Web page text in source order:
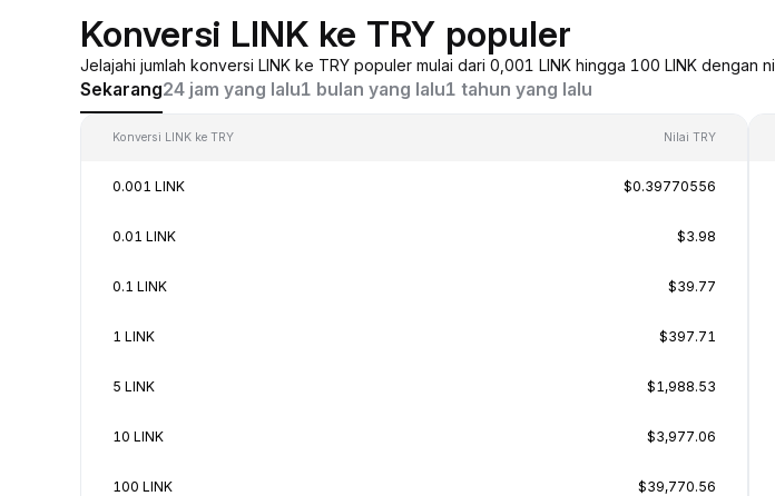
Konversi LINK ke TRY populer
Jelajahi jumlah konversi LINK ke TRY populer mulai dari 0,001 LINK hingga 100 LINK
Sekarang24 jam yang lalu1 bulan yang lalu1 tahun yang lalu
Konversi LINK ke TRY Nilai TRY
0.001 LINK $0.39770556
0.01 LINK $3.98
0.1 LINK $39.77
1 LINK $397.71
5 LINK $1,988.53
10 LINK $3,977.06
100 LINK $39,770.56